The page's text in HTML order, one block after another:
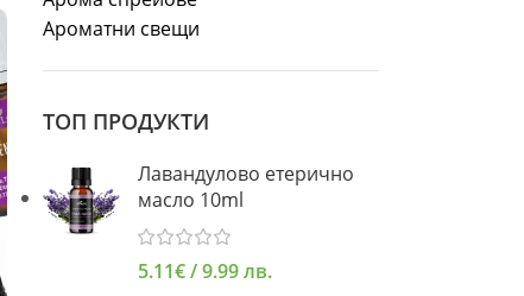
Ароматни свещи
ТОП ПРОДУКТИ
Лавандулово етерично
масло 10ml
5.11€/ 9.99 лв.